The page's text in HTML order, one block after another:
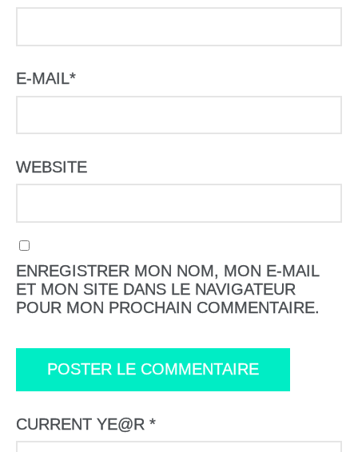
E-MAIL*
WEBSITE
ENREGISTRER MON NOM, MON E-MAIL
ET MON SITE DANS LE NAVIGATEUR
POUR MON PROCHAIN COMMENTAIRE.
CURRENT YE@R *